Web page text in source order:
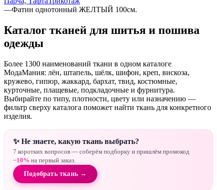
—Фатин однотонный ЖЕЛТЫЙ 100см.
Каталог тканей для шитья и пошива
одежды
Более 1300 наименований ткани в одном каталоге
МодаМания: лён, штапель, шёлк, шифон, креп, вискоза,
кружево, гипюр, жаккард, бархат, твид, костюмные,
курточные, плащевые, подкладочные и фурнитура.
Выбирайте по типу, плотности, цвету или назначению —
фильтр сверху каталога поможет найти ткань для конкретного
изделия.
✨ Не знаете, какую ткань выбрать?
7 коротких вопросов — соберём подборку и пришлём промокод
−10% на первый заказ.
Подобрать ткань →